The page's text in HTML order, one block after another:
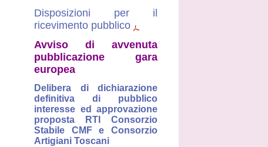
Disposizioni per il
ricevimento pubblico
Avviso di avvenuta
pubblicazione gara
europea
Delibera di dichiarazione
definitiva di pubblico
interesse ed approvazione
proposta RTI Consorzio
Stabile CMF e Consorzio
Artigiani Toscani